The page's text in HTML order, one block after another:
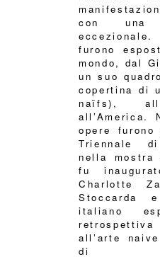
con una
furono
mondo, dal
un suo
copertina di
naïfs),
all’America.
opere
Triennale
nella
fu
Charlotte
Stoccarda
italiano
all’arte
di